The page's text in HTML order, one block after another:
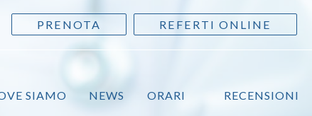
REFERTI ONLINE
PRENOTA
SIAMO NEWS ORARI RECENSIONI